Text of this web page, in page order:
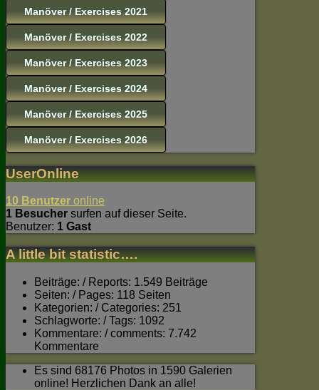
Manöver / Exercises 2021
Manöver / Exercises 2022
Manöver / Exercises 2023
Manöver / Exercises 2024
Manöver / Exercises 2025
Manöver / Exercises 2026
UserOnline
10 Benutzer online
1 Besucher surfen auf dieser Seite.
Benutzer: 1 Gast
A little bit statistic….
Beiträge: / Reports: 1.549 Beiträge
Seiten: / Pages: 118 Seiten
Kategorien: / Categories: 251
Schlagworte: / Tags: 1092
Kommentare: / comments: 7.742
Kommentare
Es sind 68176 Photos in 1590 Galerien
online! Herzlichen Dank an alle!